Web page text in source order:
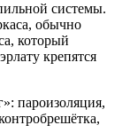
системы.
обычно
который
крепятся
пароизоляция,